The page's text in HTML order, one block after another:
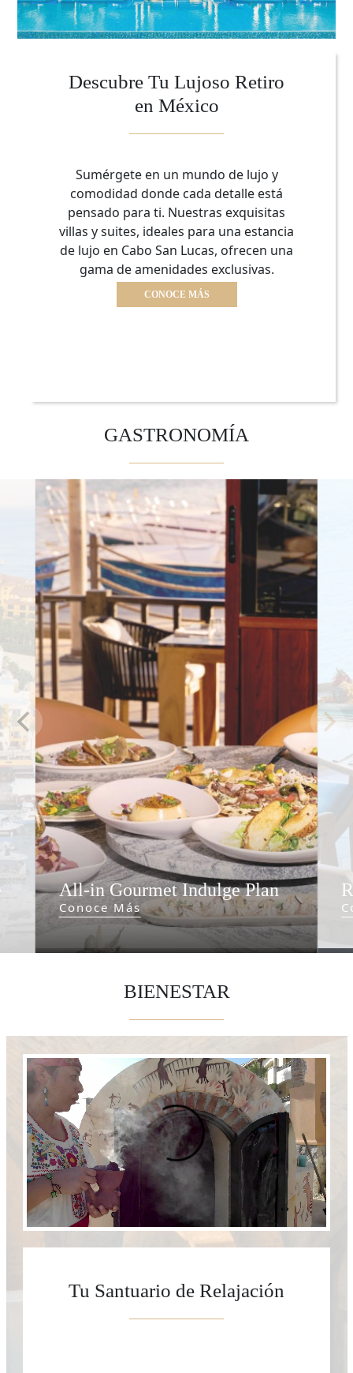
Descubre Tu Lujoso Retiro
en México
Sumérgete en un mundo de lujo y
comodidad donde cada detalle está
pensado para ti. Nuestras exquisitas
villas y suites, ideales para una estancia
de lujo en Cabo San Lucas, ofrecen una
gama de amenidades exclusivas.
CONOCE MÁS
GASTRONOMÍA
All-in Gourmet Indulge Plan
Conoce Más
BIENESTAR
Tu Santuario de Relajación